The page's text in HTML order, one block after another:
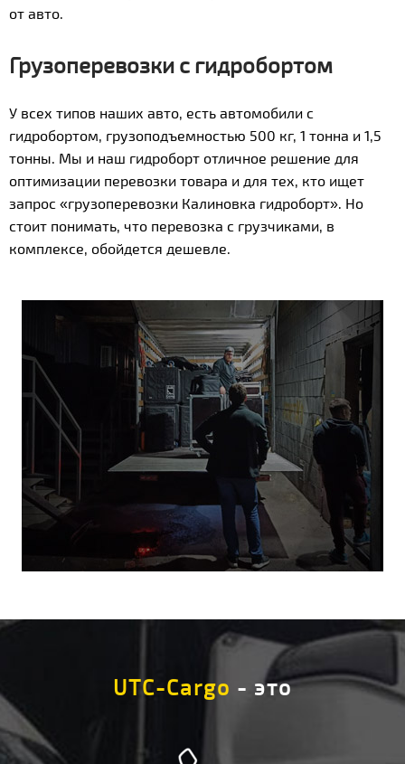
от авто.
Грузоперевозки с гидробортом
У всех типов наших авто, есть автомобили с
гидробортом, грузоподъемностью 500 кг, 1 тонна и 1,5
тонны. Мы и наш гидроборт отличное решение для
оптимизации перевозки товара и для тех, кто ищет
запрос «грузоперевозки Калиновка гидроборт». Но
стоит понимать, что перевозка с грузчиками, в
комплексе, обойдется дешевле.
UTC-Cargo - это